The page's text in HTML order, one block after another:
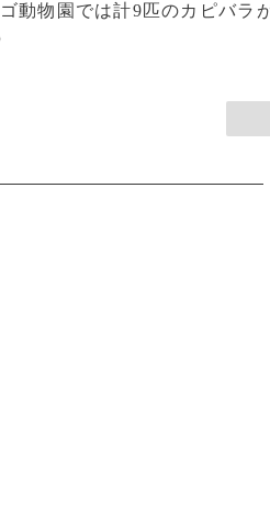
動物園では計9匹のカピバラ